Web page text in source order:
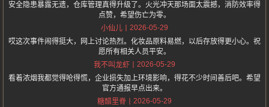
安全隐患暴露无遗，仓库管理真得升级了。火光冲天那场面太震撼，消防效率得
点赞，希望伤亡为零。
小仙儿
2026-05-29
哎这次事件闹得挺大，网上讨论热烈。化妆品原料易燃，以后存放得更小心。祝
愿所有相关人员平安。
我不叫龙虾
2026-05-29
看着浓烟我都觉得呛得慌，企业损失加上环境影响，得花不少时间善后吧。希望
官方通报早点出来。
糖醋里脊
2026-05-29